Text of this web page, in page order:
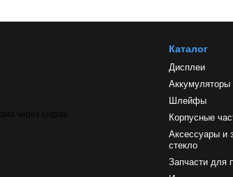
Каталог
Дисплеи
Аккумуляторы
Шлейфы
Корпусные
Аксессуары и
стекло
Запчасти для